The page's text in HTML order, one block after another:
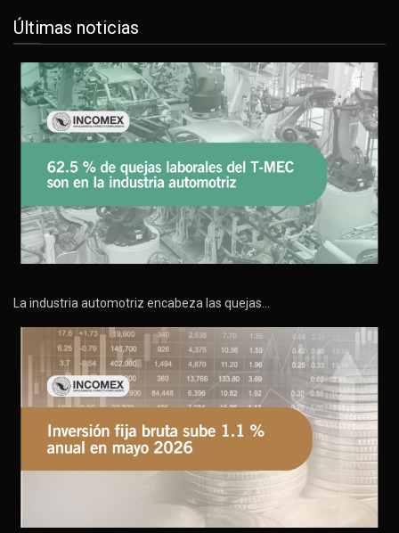
Últimas noticias
La industria automotriz encabeza las quejas…